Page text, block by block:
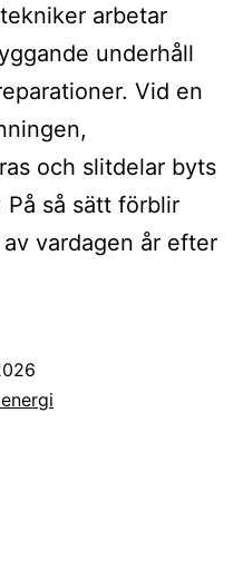
arbetar
underhåll
Vid en
och slitdelar byts
På så sätt förblir
vardagen år efter